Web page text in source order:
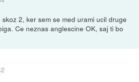
2, ker sem se med urami ucil druge
Ce neznas anglescine OK, saj ti bo